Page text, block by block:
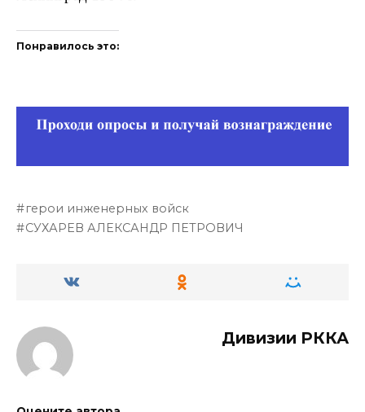
Понравилось это:
герои инженерных войск
СУХАРЕВ АЛЕКСАНДР ПЕТРОВИЧ
Дивизии РККА